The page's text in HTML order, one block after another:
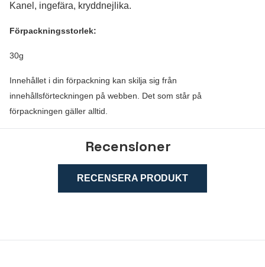
Kanel, ingefära, kryddnejlika.
Förpackningsstorlek:
30g
Innehållet i din förpackning kan skilja sig från
innehållsförteckningen på webben. Det som står på
förpackningen gäller alltid.
Recensioner
RECENSERA PRODUKT